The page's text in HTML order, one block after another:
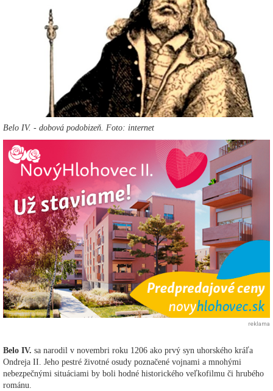
Belo IV. - dobová podobizeň. Foto: internet
reklama
Belo IV. sa narodil v novembri roku 1206 ako prvý syn uhorského kráľa
Ondreja II. Jeho pestré životné osudy poznačené vojnami a mnohými
nebezpečnými situáciami by boli hodné historického veľkofilmu či hrubého
románu.